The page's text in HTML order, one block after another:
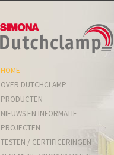
HOME
OVER DUTCHCLAMP
PRODUCTEN
NIEUWS EN INFORMATIE
PROJECTEN
TESTEN / CERTIFICERINGEN